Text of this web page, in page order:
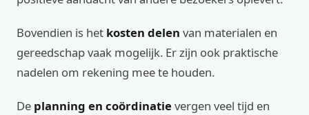
Bovendien is het kosten delen van materialen en
gereedschap vaak mogelijk. Er zijn ook praktische
nadelen om rekening mee te houden.
De planning en coördinatievergen veel tijd en